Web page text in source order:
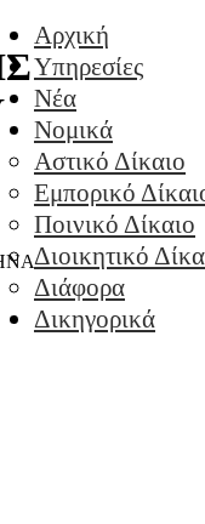
Αρχική
Υπηρεσίες
Νέα
Νομικά
Αστικό Δίκαιο
Εμπορικό
Ποινικό Δίκαιο
Διοικητικό
Διάφορα
Δικηγορικά